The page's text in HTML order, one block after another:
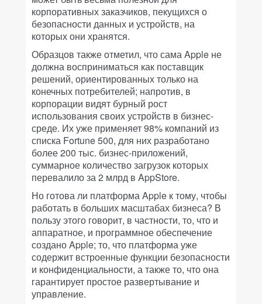
корпоративных заказчиков, пекущихся о
безопасности данных и устройств, на
которых они хранятся.
Образцов также отметил, что сама Apple не
должна восприниматься как поставщик
решений, ориентированных только на
конечных потребителей; напротив, в
корпорации видят бурный рост
использования своих устройств в бизнес-
среде. Их уже применяет 98% компаний из
списка Fortune 500, для них разработано
более 200 тыс. бизнес-приложений,
суммарное количество загрузок которых
перевалило за 2 млрд в AppStore.
Но готова ли платформа Apple к тому, чтобы
работать в больших масштабах бизнеса? В
пользу этого говорит, в частности, то, что и
аппаратное, и программное обеспечение
создано Apple; то, что платформа уже
содержит встроенные функции безопасности
и конфиденциальности, а также то, что она
гарантирует простое развертывание и
управление.